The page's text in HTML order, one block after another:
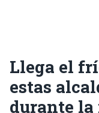
Llega el
estas
durante la